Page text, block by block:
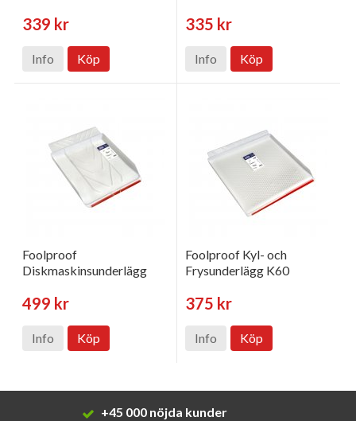
339 kr
Info Köp
335 kr
Info Köp
Foolproof
Diskmaskinsunderlägg
499 kr
Info Köp
Foolproof Kyl- och
Frysunderlägg K60
375 kr
Info Köp
+45 000 nöjda kunder